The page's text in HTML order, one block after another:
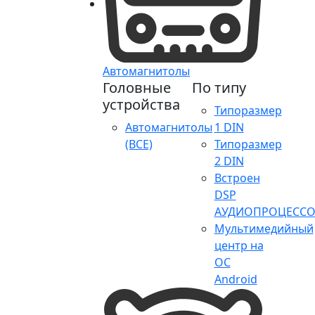
Автомагнитолы
Головные
устройства
Автомагнитолы
(ВСЕ)
По типу
Типоразмер
1 DIN
Типоразмер
2 DIN
Встроен
DSP
Мультимедийный
центр на
ОС
Android